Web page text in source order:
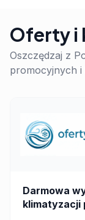
Oferty i
Oszczędzaj z
promocyjnych
Darmowa
klimatyzacji